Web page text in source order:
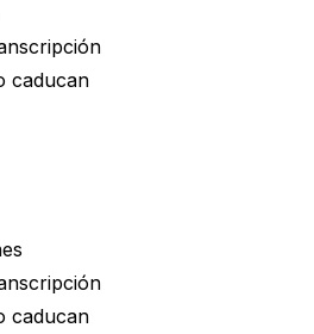
caducan
caducan